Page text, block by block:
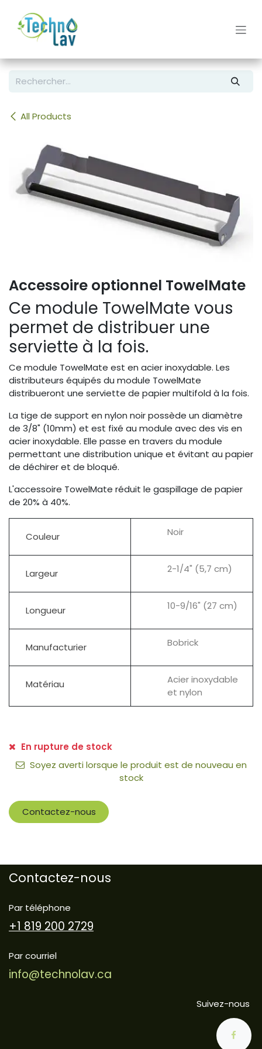
All Products
Accessoire optionnel TowelMate
Ce module TowelMate vous
permet de distribuer une
serviette à la fois.
Ce module TowelMate est en acier inoxydable. Les
distributeurs équipés du module TowelMate
distribueront une serviette de papier multifold à la fois.
La tige de support en nylon noir possède un diamètre
de 3/8" (10mm) et est fixé au module avec des vis en
acier inoxydable. Elle passe en travers du module
permettant une distribution unique et évitant au papier
de déchirer et de bloqué.
L'accessoire TowelMate réduit le gaspillage de papier
de 20% à 40%.
Couleur Noir
Largeur 2-1/4" (5,7 cm)
Longueur 10-9/16" (27 cm)
Manufacturier Bobrick
Matériau
Acier inoxydable
et nylon
En rupture de stock
Soyez averti lorsque le produit est de nouveau en
stock
Contactez-nous
Contactez-nous
Par téléphone
+1 819 200 2729
Par courriel
info@technolav.ca
Suivez-nous